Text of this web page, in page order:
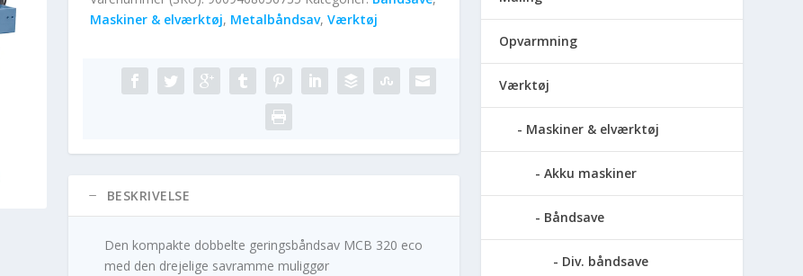
Maskiner & elværktøj, Metalbåndsav, Værktøj
BESKRIVELSE
Den kompakte dobbelte geringsbåndsav MCB 320 eco
med den drejelige savramme muliggør
Opvarmning
Værktøj
Maskiner & elværktøj
Akku maskiner
Båndsave
Div. båndsave